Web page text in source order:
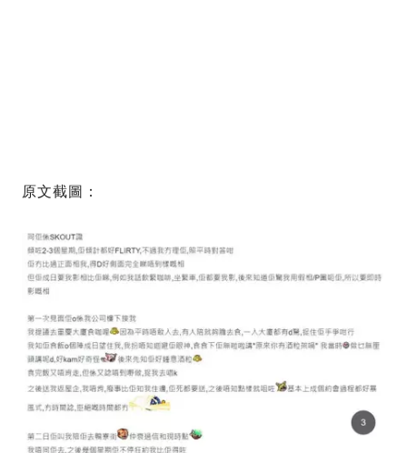
原文截圖：